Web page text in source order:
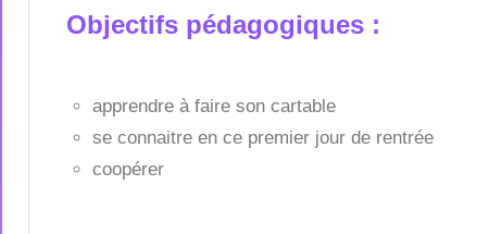
Objectifs pédagogiques :
apprendre à faire son cartable
se connaitre en ce premier jour de rentrée
coopérer